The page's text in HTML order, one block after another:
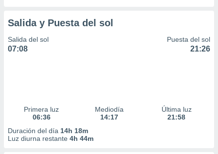
Salida y Puesta del sol
Salida del sol
07:08
Puesta del sol
21:26
Primera luz
06:36
Mediodía
14:17
Última luz
21:58
Duración del día 14h 18m
Luz diurna restante 4h 44m